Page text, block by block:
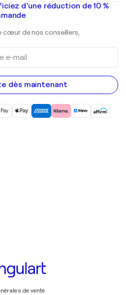
d’une réduction de 10 %
cœur de nos conseillers,
dès maintenant
de vente